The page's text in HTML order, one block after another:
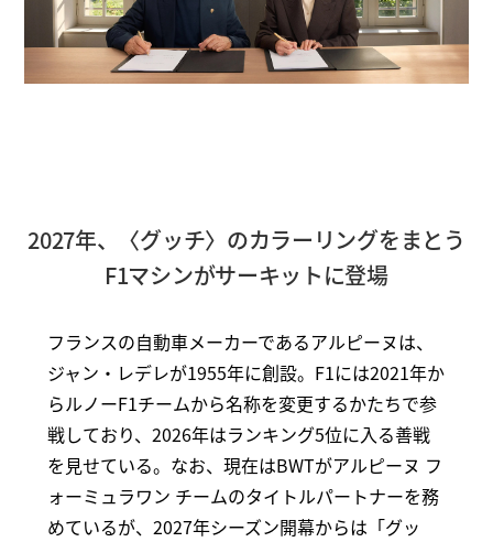
2027年、〈グッチ〉のカラーリングをまとう
F1マシンがサーキットに登場
フランスの自動車メーカーであるアルピーヌは、
ジャン・レデレが1955年に創設。F1には2021年か
らルノーF1チームから名称を変更するかたちで参
戦しており、2026年はランキング5位に入る善戦
を見せている。なお、現在はBWTがアルピーヌ フ
ォーミュラワン チームのタイトルパートナーを務
めているが、2027年シーズン開幕からは「グッ